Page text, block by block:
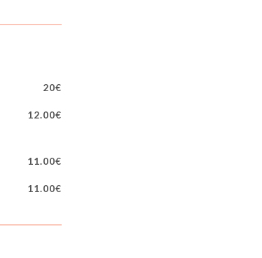
20€
12.00€
11.00€
11.00€